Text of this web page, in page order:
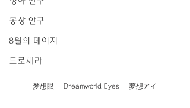
몽상 안구
8월의 데이지
드로세라
梦想眼 - Dreamworld Eyes - 夢想アイ